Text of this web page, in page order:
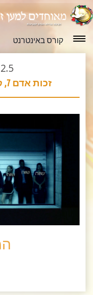
קורס באינטרנט
2.5
זכות אדם 7,